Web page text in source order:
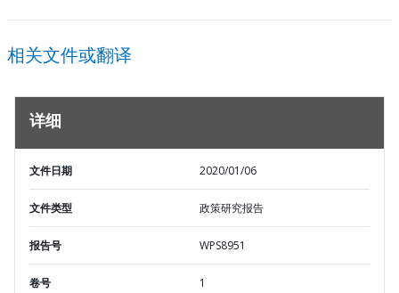
相关文件或翻译
详细
文件日期 2020/01/06
文件类型 政策研究报告
报告号 WPS8951
卷号 1